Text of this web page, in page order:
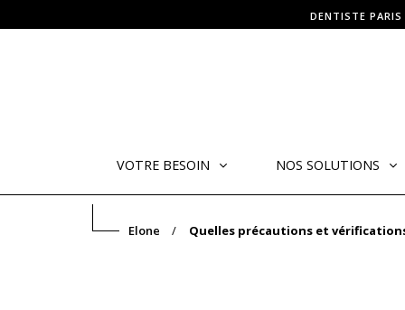
DENTISTE PARIS
VOTRE BESOIN NOS SOLUTIONS
Elone Quelles précautions et